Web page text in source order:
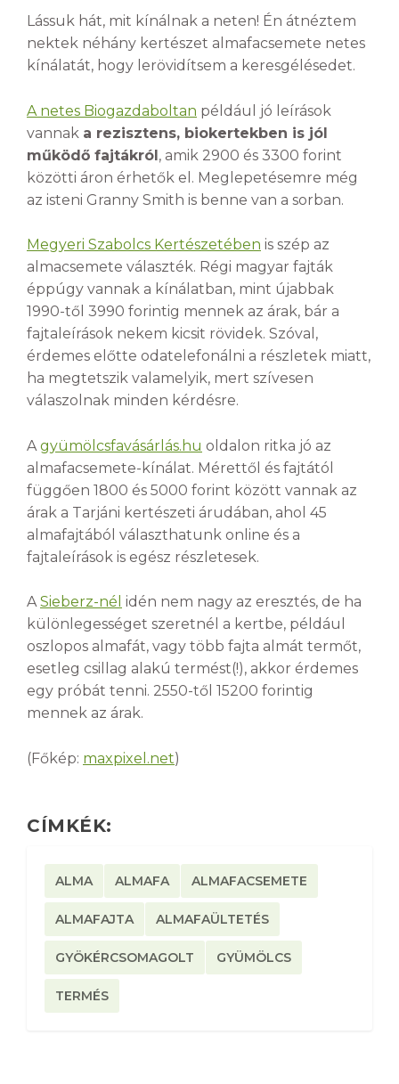
Lássuk hát, mit kínálnak a neten! Én átnéztem
nektek néhány kertészet almafacsemete netes
kínálatát, hogy lerövidítsem a keresgélésedet.
A netes Biogazdaboltan például jó leírások
vannak a rezisztens, biokertekben is jól
működő fajtákról, amik 2900 és 3300 forint
közötti áron érhetők el. Meglepetésemre még
az isteni Granny Smith is benne van a sorban.
Megyeri Szabolcs Kertészetében is szép az
almacsemete választék. Régi magyar fajták
éppúgy vannak a kínálatban, mint újabbak
1990-től 3990 forintig mennek az árak, bár a
fajtaleírások nekem kicsit rövidek. Szóval,
érdemes előtte odatelefonálni a részletek miatt,
ha megtetszik valamelyik, mert szívesen
válaszolnak minden kérdésre.
A gyümölcsfavásárlás.hu oldalon ritka jó az
almafacsemete-kínálat. Mérettől és fajtától
függően 1800 és 5000 forint között vannak az
árak a Tarjáni kertészeti árudában, ahol 45
almafajtából választhatunk online és a
fajtaleírások is egész részletesek.
ASieberz-nél idén nem nagy az eresztés, de ha
különlegességet szeretnél a kertbe, például
oszlopos almafát, vagy több fajta almát termőt,
esetleg csillag alakú termést(!), akkor érdemes
egy próbát tenni. 2550-től 15200 forintig
mennek az árak.
(Főkép: maxpixel.net)
CÍMKÉK:
ALMA ALMAFA ALMAFACSEMETE
ALMAFAJTA ALMAFAÜLTETÉS
GYÖKÉRCSOMAGOLT GYÜMÖLCS
TERMÉS